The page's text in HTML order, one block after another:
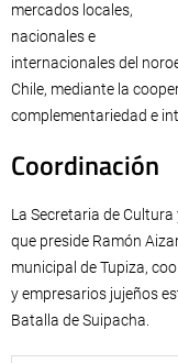
mercados locales,
nacionales e
internacionales del
Chile, mediante la
complementariedad e
Coordinación
La Secretaria de
que preside Ramón
municipal de Tupiza,
y empresarios jujeños
Batalla de Suipacha.